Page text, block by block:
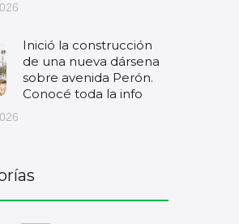
Inició la construcción
de una nueva dársena
sobre avenida Perón.
Conocé toda la info